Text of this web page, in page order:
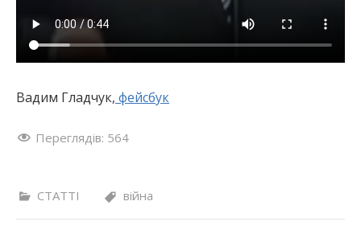
Вадим Гладчук, фейсбук
Переглядів: 564
СТАТТІ війна